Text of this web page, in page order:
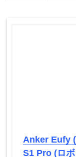
Anker Eufy
S1 Pro (ロ